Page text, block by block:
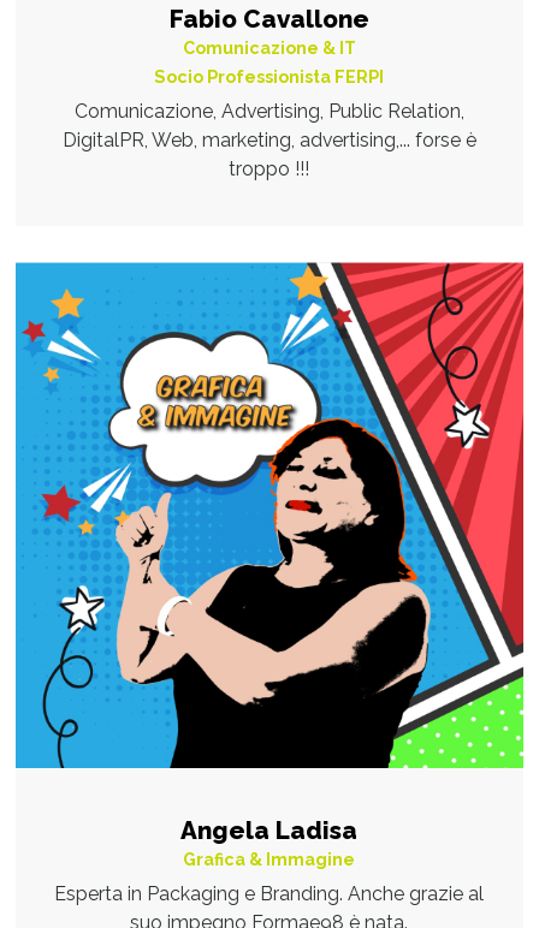
Fabio Cavallone
Comunicazione & IT
Socio Professionista FERPI
Comunicazione, Advertising, Public Relation,
DigitalPR, Web, marketing, advertising,... forse è
troppo !!!
Angela Ladisa
Grafica & Immagine
Esperta in Packaging e Branding. Anche grazie al
suo impegno Formae98 è nata.